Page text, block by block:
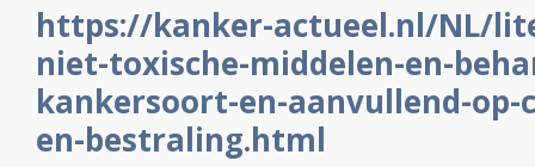
https://kanker-actueel.nl/NL/
niet-toxische-middelen-en-
kankersoort-en-aanvullend-op-
en-bestraling.html